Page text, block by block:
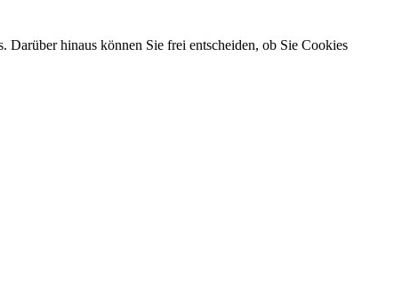
hinaus können Sie frei entscheiden, ob Sie Cookies